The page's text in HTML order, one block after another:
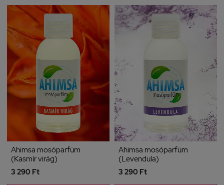
Ahimsa mosóparfüm
(Kasmír virág)
3 290 Ft
Ahimsa mosóparfüm
(Levendula)
3 290 Ft